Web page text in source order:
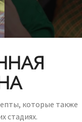
которые также
стадиях.